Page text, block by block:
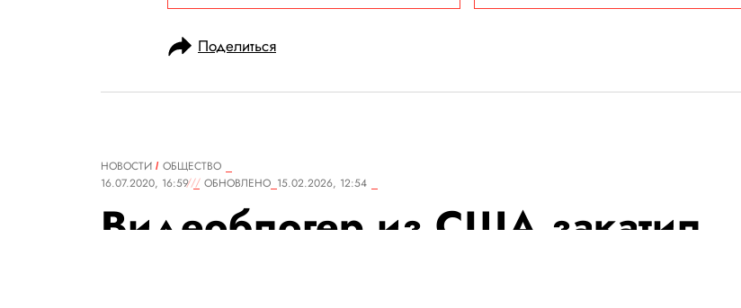
Поделиться
НОВОСТИ
ОБЩЕСТВО
16.07.2020, 16:59
ОБНОВЛЕНО 15.02.2026, 12:54
Видеоблогер из США закатил